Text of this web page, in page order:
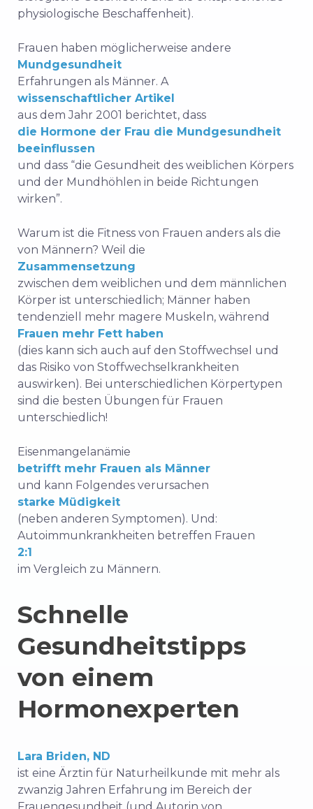
physiologische Beschaffenheit).
Frauen haben möglicherweise andere
Mundgesundheit
Erfahrungen als Männer. A
wissenschaftlicher Artikel
aus dem Jahr 2001 berichtet, dass
die Hormone der Frau die Mundgesundheit
beeinflussen
und dass “die Gesundheit des weiblichen Körpers
und der Mundhöhlen in beide Richtungen
wirken”.
Warum ist die Fitness von Frauen anders als die
von Männern? Weil die
Zusammensetzung
zwischen dem weiblichen und dem männlichen
Körper ist unterschiedlich; Männer haben
tendenziell mehr magere Muskeln, während
Frauen mehr Fett haben
(dies kann sich auch auf den Stoffwechsel und
das Risiko von Stoffwechselkrankheiten
auswirken). Bei unterschiedlichen Körpertypen
sind die besten Übungen für Frauen
unterschiedlich!
Eisenmangelanämie
betrifft mehr Frauen als Männer
und kann Folgendes verursachen
starke Müdigkeit
(neben anderen Symptomen). Und:
Autoimmunkrankheiten betreffen Frauen
2:1
im Vergleich zu Männern.
Schnelle
Gesundheitstipps
von einem
Hormonexperten
Lara Briden, ND
ist eine Ärztin für Naturheilkunde mit mehr als
zwanzig Jahren Erfahrung im Bereich der